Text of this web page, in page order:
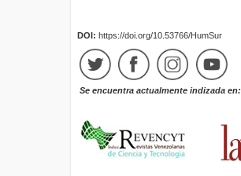
DOI: https://doi.org/10.53766/HumSur
Se encuentra actualmente indizada en: